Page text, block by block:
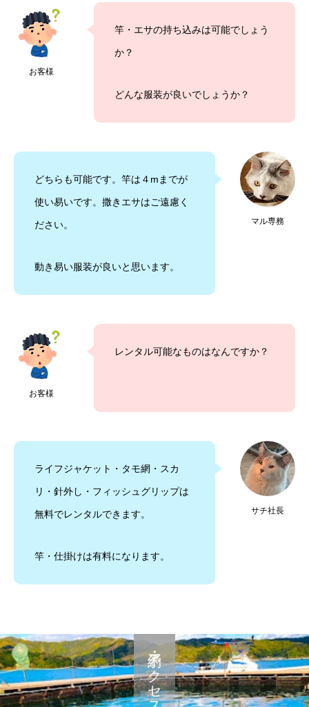
お客様
竿・エサの持ち込みは可能でしょう
か？
どんな服装が良いでしょうか？
マル専務
どちらも可能です。竿は４mまでが
使い易いです。撒きエサはご遠慮く
ださい。
動き易い服装が良いと思います。
お客様
レンタル可能なものはなんですか？
サチ社長
ライフジャケット・タモ網・スカ
リ・針外し・フィッシュグリップは
無料でレンタルできます。
竿・仕掛けは有料になります。
予約・アクセス・料金